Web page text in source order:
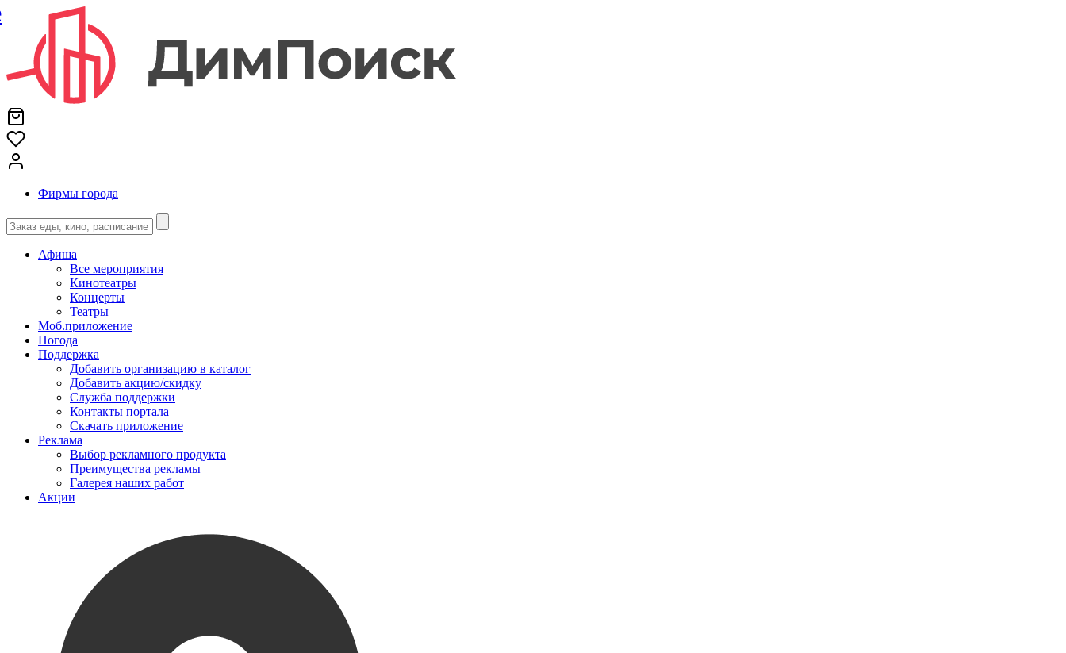
Фирмы города
Афиша
Все мероприятия
Кинотеатры
Концерты
Театры
Моб.приложение
Погода
Поддержка
Добавить организацию в каталог
Добавить акцию/скидку
Служба поддержки
Контакты портала
Скачать приложение
Реклама
Выбор рекламного продукта
Преимущества рекламы
Галерея наших работ
Акции